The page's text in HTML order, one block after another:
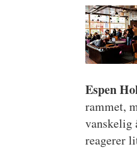
Espen
rammet,
vanskelig
reagerer